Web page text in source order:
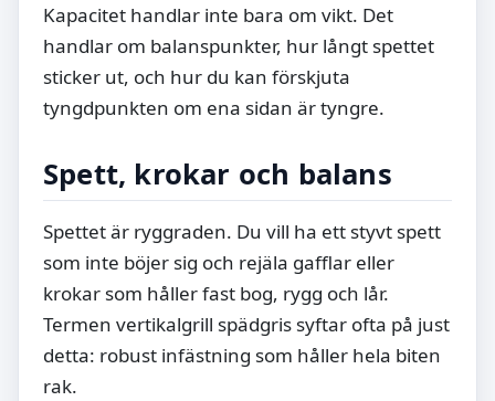
Kapacitet handlar inte bara om vikt. Det
handlar om balanspunkter, hur långt spettet
sticker ut, och hur du kan förskjuta
tyngdpunkten om ena sidan är tyngre.
Spett, krokar och balans
Spettet är ryggraden. Du vill ha ett styvt spett
som inte böjer sig och rejäla gafflar eller
krokar som håller fast bog, rygg och lår.
Termen vertikalgrill spädgris syftar ofta på just
detta: robust infästning som håller hela biten
rak.